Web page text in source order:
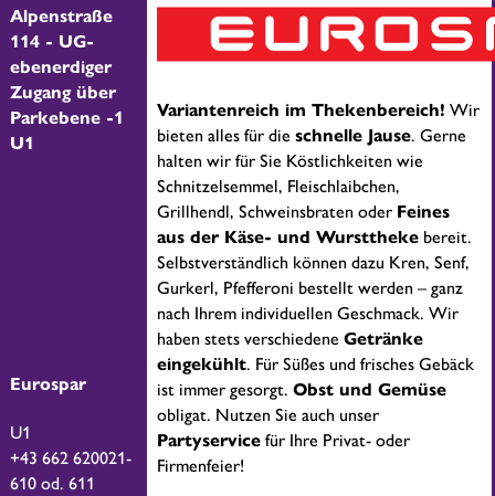
Alpenstraße
114 - UG-
ebenerdiger
Zugang über
Parkebene -1
U1
Eurospar
U1
+43 662 620021-
610 od. 611
Variantenreich im Thekenbereich! Wir
bieten alles für dieschnelle Jause. Gerne
halten wir für Sie Köstlichkeiten wie
Schnitzelsemmel, Fleischlaibchen,
Grillhendl, Schweinsbraten oder Feines
aus der Käse- und Wursttheke bereit.
Selbstverständlich können dazu Kren, Senf,
Gurkerl, Pfefferoni bestellt werden – ganz
nach Ihrem individuellen Geschmack. Wir
haben stets verschiedeneGetränke
eingekühlt. Für Süßes und frisches Gebäck
ist immer gesorgt.Obst und Gemüse
obligat. Nutzen Sie auch unser
Partyservicefür Ihre Privat- oder
Firmenfeier!